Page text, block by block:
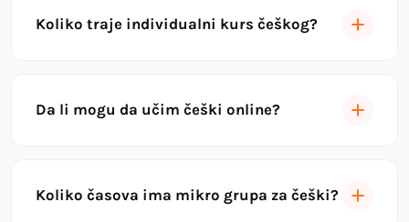
Koliko traje individualni kurs češkog?
Da li mogu da učim češki online?
Koliko časova ima mikro grupa za češki?